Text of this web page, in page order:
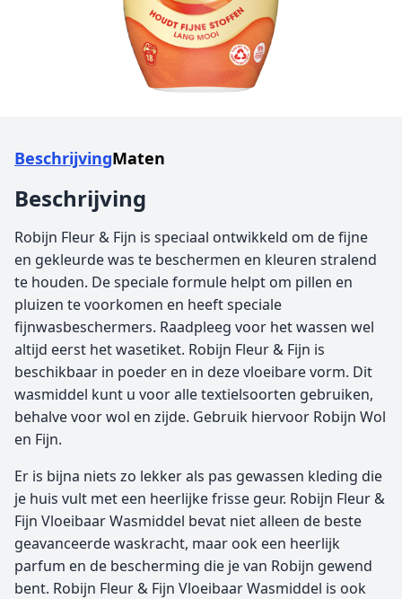
BeschrijvingMaten
Beschrijving
Robijn Fleur & Fijn is speciaal ontwikkeld om de fijne
en gekleurde was te beschermen en kleuren stralend
te houden. De speciale formule helpt om pillen en
pluizen te voorkomen en heeft speciale
fijnwasbeschermers. Raadpleeg voor het wassen wel
altijd eerst het wasetiket. Robijn Fleur & Fijn is
beschikbaar in poeder en in deze vloeibare vorm. Dit
wasmiddel kunt u voor alle textielsoorten gebruiken,
behalve voor wol en zijde. Gebruik hiervoor Robijn Wol
en Fijn.
Er is bijna niets zo lekker als pas gewassen kleding die
je huis vult met een heerlijke frisse geur. Robijn Fleur &
Fijn Vloeibaar Wasmiddel bevat niet alleen de beste
geavanceerde waskracht, maar ook een heerlijk
parfum en de bescherming die je van Robijn gewend
bent. Robijn Fleur & Fijn Vloeibaar Wasmiddel is ook